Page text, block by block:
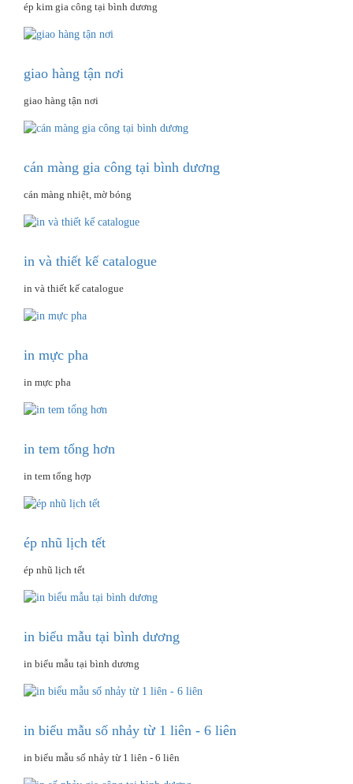
ép kim gia công tại bình dương
giao hàng tận nơi
giao hàng tận nơi
cán màng gia công tại bình dương
cán màng nhiệt, mờ bóng
in và thiết kế catalogue
in và thiết kế catalogue
in mực pha
in mực pha
in tem tổng hơn
in tem tổng hợp
ép nhũ lịch tết
ép nhũ lịch tết
in biểu mẫu tại bình dương
in biểu mẫu tại bình dương
in biểu mẫu số nhảy từ 1 liên - 6 liên
in biểu mẫu số nhảy từ 1 liên - 6 liên